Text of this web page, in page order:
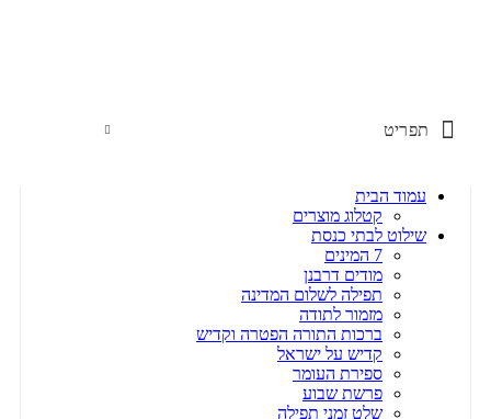
תפריט
עמוד הבית
קטלוג מוצרים
שילוט לבתי כנסת
7 המינים
מודים דרבנן
תפילה לשלום המדינה
מזמור לתודה
ברכות התורה הפטרה וקדיש
קדיש על ישראל
ספירת העומר
פרשת שבוע
שלט זמני תפילה